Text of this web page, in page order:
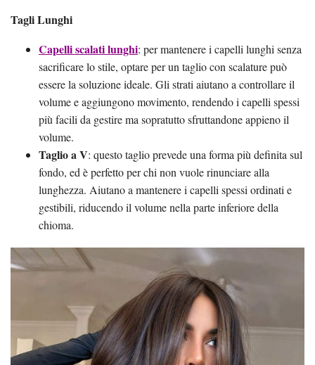
Tagli Lunghi
Capelli scalati lunghi: per mantenere i capelli lunghi senza
sacrificare lo stile, optare per un taglio con scalature può
essere la soluzione ideale. Gli strati aiutano a controllare il
volume e aggiungono movimento, rendendo i capelli spessi
più facili da gestire ma sopratutto sfruttandone appieno il
volume.
Taglio a V: questo taglio prevede una forma più definita sul
fondo, ed è perfetto per chi non vuole rinunciare alla
lunghezza. Aiutano a mantenere i capelli spessi ordinati e
gestibili, riducendo il volume nella parte inferiore della
chioma.